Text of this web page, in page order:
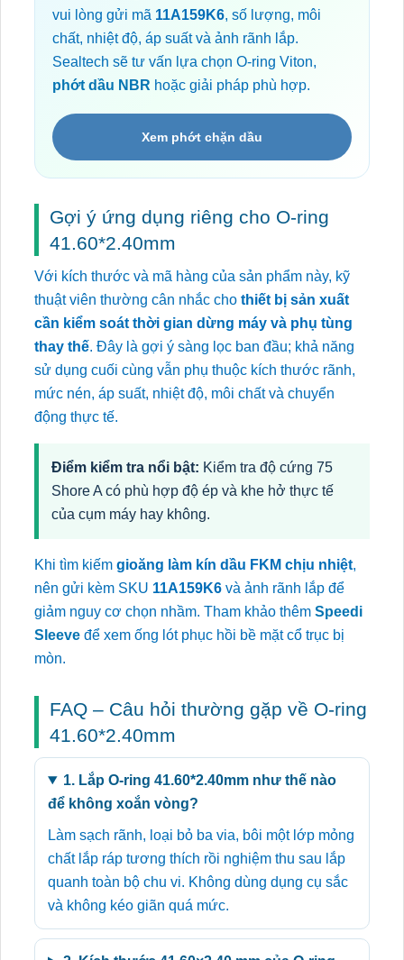
vui lòng gửi mã 11A159K6, số lượng, môi
chất, nhiệt độ, áp suất và ảnh rãnh lắp.
Sealtech sẽ tư vấn lựa chọn O-ring Viton,
phớt dầu NBR hoặc giải pháp phù hợp.
Xem phớt chặn dầu
Gợi ý ứng dụng riêng cho O-ring
41.60*2.40mm
Với kích thước và mã hàng của sản phẩm này, kỹ
thuật viên thường cân nhắc cho thiết bị sản xuất
cần kiểm soát thời gian dừng máy và phụ tùng
thay thế. Đây là gợi ý sàng lọc ban đầu; khả năng
sử dụng cuối cùng vẫn phụ thuộc kích thước rãnh,
mức nén, áp suất, nhiệt độ, môi chất và chuyển
động thực tế.
Điểm kiểm tra nổi bật: Kiểm tra độ cứng 75
Shore A có phù hợp độ ép và khe hở thực tế
của cụm máy hay không.
Khi tìm kiếm gioăng làm kín dầu FKM chịu nhiệt,
nên gửi kèm SKU 11A159K6 và ảnh rãnh lắp để
giảm nguy cơ chọn nhầm. Tham khảo thêm Speedi
Sleeve để xem ống lót phục hồi bề mặt cổ trục bị
mòn.
FAQ – Câu hỏi thường gặp về O-ring
41.60*2.40mm
1. Lắp O-ring 41.60*2.40mm như thế nào
để không xoắn vòng?
Làm sạch rãnh, loại bỏ ba via, bôi một lớp mỏng
chất lắp ráp tương thích rồi nghiệm thu sau lắp
quanh toàn bộ chu vi. Không dùng dụng cụ sắc
và không kéo giãn quá mức.